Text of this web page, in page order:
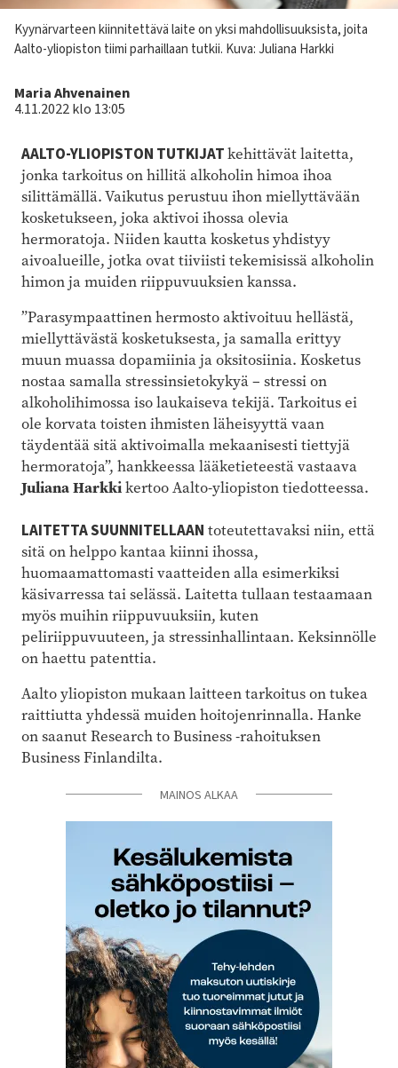
Kuvateksti
Kyynärvarteen kiinnitettävä laite on yksi mahdollisuuksista, joita
Aalto-yliopiston tiimi parhaillaan tutkii. Kuva: Juliana Harkki
Kirjoittaja
Maria Ahvenainen
4.11.2022 klo 13:05
AALTO-YLIOPISTON TUTKIJATkehittävät laitetta,
jonka tarkoitus on hillitä alkoholin himoa ihoa
silittämällä. Vaikutus perustuu ihon miellyttävään
kosketukseen, joka aktivoi ihossa olevia
hermoratoja. Niiden kautta kosketus yhdistyy
aivoalueille, jotka ovat tiiviisti tekemisissä alkoholin
himon ja muiden riippuvuuksien kanssa.
”Parasympaattinen hermosto aktivoituu hellästä,
miellyttävästä kosketuksesta, ja samalla erittyy
muun muassa dopamiinia ja oksitosiinia. Kosketus
nostaa samalla stressinsietokykyä – stressi on
alkoholihimossa iso laukaiseva tekijä. Tarkoitus ei
ole korvata toisten ihmisten läheisyyttä vaan
täydentää sitä aktivoimalla mekaanisesti tiettyjä
hermoratoja”, hankkeessa lääketieteestä vastaava
Juliana Harkkikertoo Aalto-yliopiston tiedotteessa.
LAITETTA SUUNNITELLAAN toteutettavaksi niin, että
sitä on helppo kantaa kiinni ihossa,
huomaamattomasti vaatteiden alla esimerkiksi
käsivarressa tai selässä. Laitetta tullaan testaamaan
myös muihin riippuvuuksiin, kuten
peliriippuvuuteen, ja stressinhallintaan. Keksinnölle
on haettu patenttia.
Aalto yliopiston mukaan laitteen tarkoitus on tukea
raittiutta yhdessä muiden hoitojenrinnalla. Hanke
on saanut Research to Business -rahoituksen
Business Finlandilta.
MAINOS ALKAA